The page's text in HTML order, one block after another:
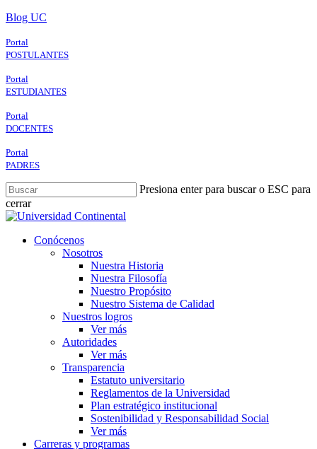
Skip
main
content
Blog UC
Portal
POSTULANTES
Portal
ESTUDIANTES
Portal
DOCENTES
Portal
PADRES
Presiona enter para buscar o ESC para
cerrar
Close
search
Menu
Conócenos
Nosotros
Nuestra Historia
Nuestra Filosofía
Nuestro Propósito
Nuestro Sistema de Calidad
Nuestros logros
Ver más
Autoridades
Ver más
Transparencia
Estatuto universitario
Reglamentos de la Universidad
Plan estratégico institucional
Sostenibilidad y Responsabilidad Social
Ver más
Carreras y programas